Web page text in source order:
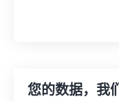
您的数据，我